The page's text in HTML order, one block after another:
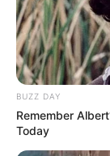
BUZZ DAY
Remember
Today